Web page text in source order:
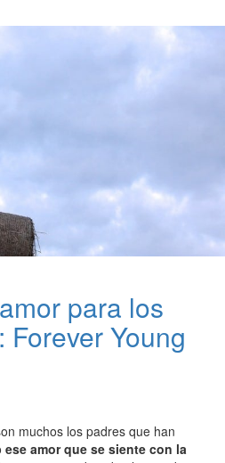
para los
Young
muchos los padres que han
ese amor que se siente con la